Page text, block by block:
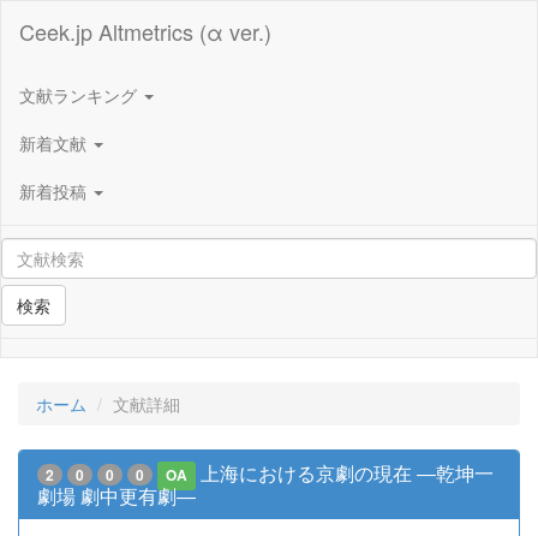
Ceek.jp Altmetrics (α ver.)
文献ランキング
新着文献
新着投稿
検索
ホーム 文献詳細
2 0 0 0 OA
上海における京劇の現在 ―乾坤一
劇場 劇中更有劇―